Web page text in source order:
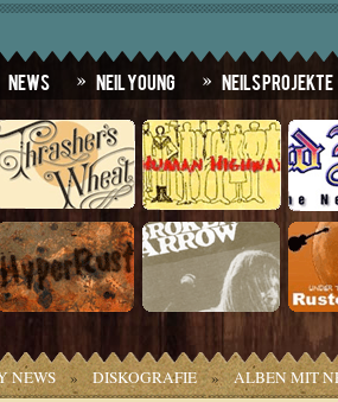
News Neil Young Neils Projekte
NEWS » DISKOGRAFIE » ALBEN MIT